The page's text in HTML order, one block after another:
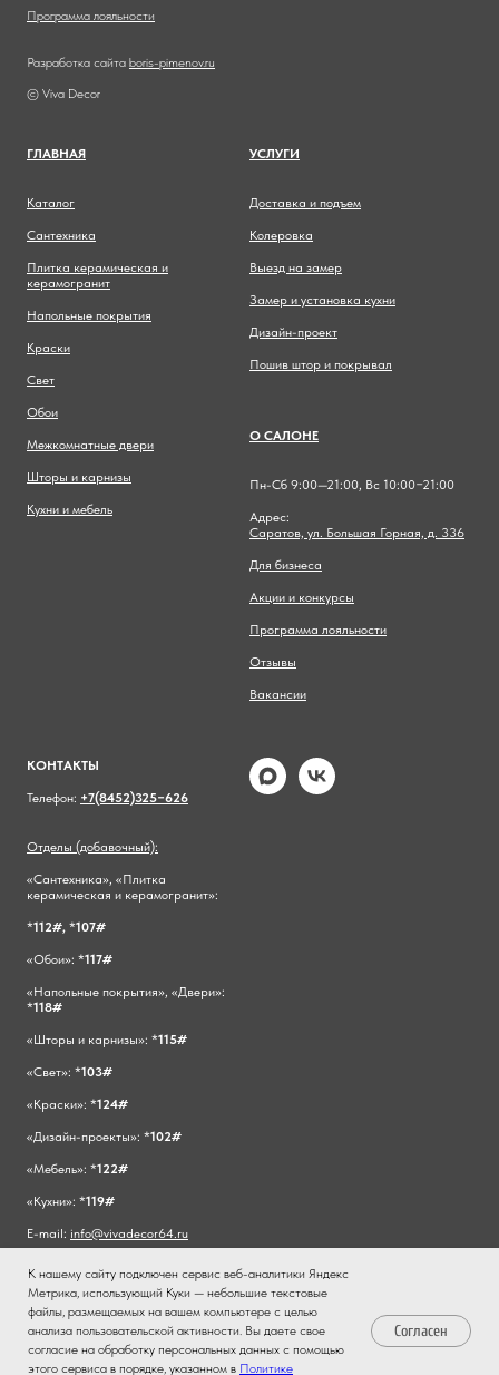
К нашему сайту подключен сервис веб-аналитики Яндекс
Метрика, использующий Куки — небольшие текстовые
файлы, размещаемых на вашем компьютере с целью
анализа пользовательской активности. Вы даете свое
согласие на обработку персональных данных с помощью
этого сервиса в порядке, указанном в Политике
Согласен
Программа лояльности
Разработка сайта boris-pimenov.ru
© Viva Decor
ГЛАВНАЯ
Каталог
Сантехника
Плитка керамическая и
керамогранит
Напольные покрытия
Краски
Свет
Обои
Межкомнатные двери
Шторы и карнизы
Кухни и мебель
УСЛУГИ
Доставка и подъем
Колеровка
Выезд на замер
Замер и установка кухни
Дизайн-проект
Пошив штор и покрывал
О САЛОНЕ
Пн-Сб 9:00—21:00, Вс 10:00−21:00
Адрес:
Саратов, ул. Большая Горная, д. 336
Для бизнеса
Акции и конкурсы
Программа лояльности
Отзывы
Вакансии
КОНТАКТЫ
Телефон: +7(8452)325−626
Отделы (добавочный):
«Сантехника», «Плитка
керамическая и керамогранит»:
*112#, *107#
«Обои»: *117#
«Напольные покрытия», «Двери»:
*118#
«Шторы и карнизы»: *115#
«Свет»: *103#
«Краски»: *124#
«Дизайн-проекты»: *102#
«Мебель»: *122#
«Кухни»: *119#
E-mail: info@vivadecor64.ru